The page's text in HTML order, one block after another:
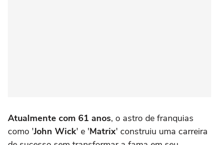
Atualmente com 61 anos, o astro de franquias
como 'John Wick' e 'Matrix' construiu uma carreira